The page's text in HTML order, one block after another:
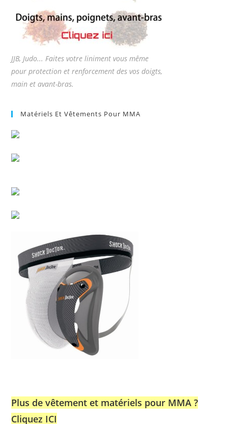
JJB, Judo... Faites votre liniment vous même
pour protection et renforcement des vos doigts,
main et avant-bras.
Matériels Et Vêtements Pour MMA
Plus de vêtement et matériels pour MMA ?
Cliquez ICI